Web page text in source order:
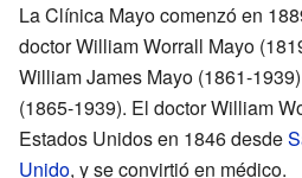
La Clínica Mayo comenzó en
doctor William Worrall Mayo
William James Mayo (1861-
(1865-1939). El doctor William
Estados Unidos en 1846 desde
Unido, y se convirtió en médico.